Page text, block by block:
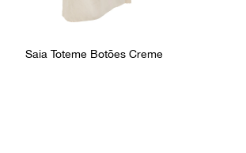
Saia Toteme Botões Creme